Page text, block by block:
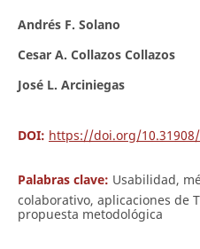
Andrés F. Solano
Cesar A. Collazos Collazos
José L. Arciniegas
DOI: https://doi.org/10.31908/
Palabras clave: Usabilidad,
colaborativo, aplicaciones de
propuesta metodológica